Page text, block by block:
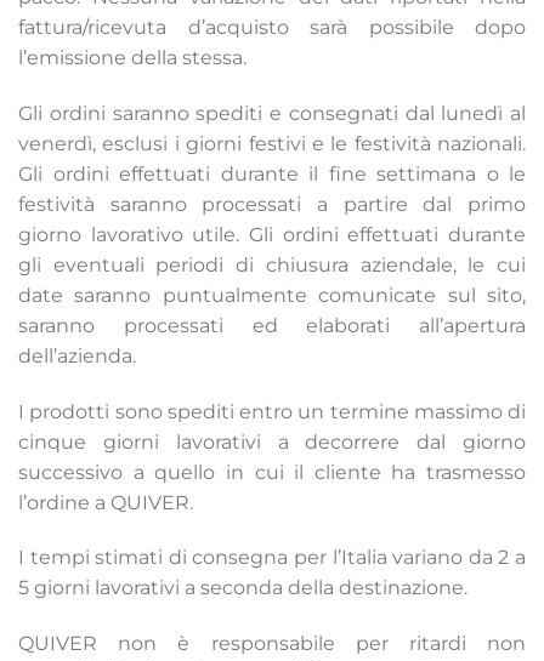
fattura/ricevuta d’acquisto sarà possibile dopo
l’emissione della stessa.
Gli ordini saranno spediti e consegnati dal lunedì al
venerdì, esclusi i giorni festivi e le festività nazionali.
Gli ordini effettuati durante il fine settimana o le
festività saranno processati a partire dal primo
giorno lavorativo utile. Gli ordini effettuati durante
gli eventuali periodi di chiusura aziendale, le cui
date saranno puntualmente comunicate sul sito,
saranno processati ed elaborati all’apertura
dell’azienda.
I prodotti sono spediti entro un termine massimo di
cinque giorni lavorativi a decorrere dal giorno
successivo a quello in cui il cliente ha trasmesso
l’ordine a QUIVER.
I tempi stimati di consegna per l’Italia variano da 2 a
5 giorni lavorativi a seconda della destinazione.
QUIVER non è responsabile per ritardi non